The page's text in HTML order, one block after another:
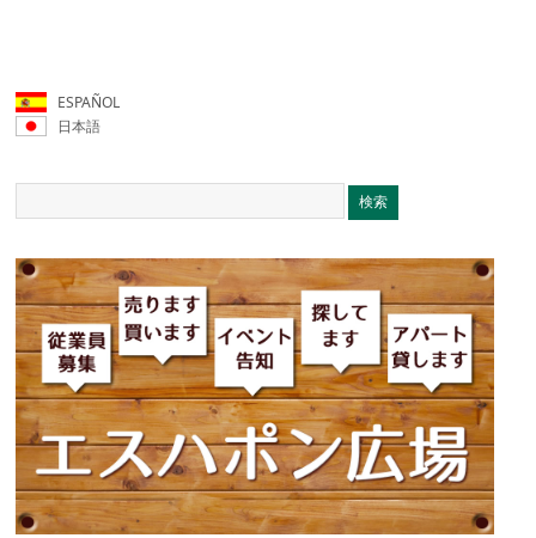
ESPAÑOL
日本語